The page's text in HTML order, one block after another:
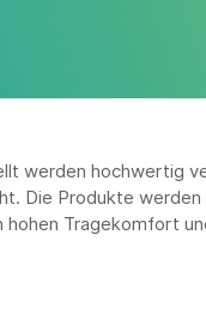
werden hochwertig
Die Produkte
Tragekomfort